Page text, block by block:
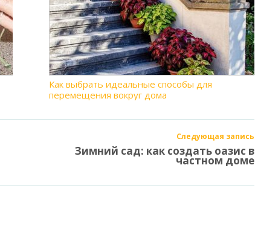
Как выбрать идеальные способы для
перемещения вокруг дома
Следующая запись
Зимний сад: как создать оазис в
частном доме